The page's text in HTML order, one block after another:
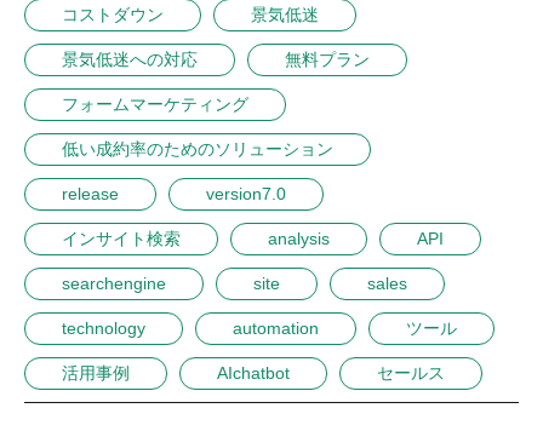
コストダウン 景気低迷
景気低迷への対応 無料プラン
フォームマーケティング
低い成約率のためのソリューション
release version7.0
インサイト検索 analysis API
searchengine site sales
technology automation ツール
活用事例 AIchatbot セールス